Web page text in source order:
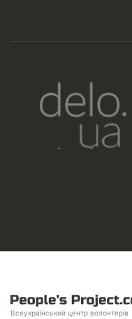
Всеукраїнський центр волонтерів